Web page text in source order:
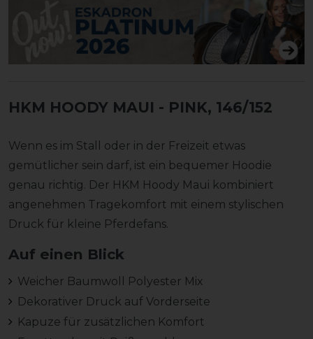
HKM HOODY MAUI - PINK, 146/152
Wenn es im Stall oder in der Freizeit etwas
gemütlicher sein darf, ist ein bequemer Hoodie
genau richtig. Der HKM Hoody Maui kombiniert
angenehmen Tragekomfort mit einem stylischen
Druck für kleine Pferdefans.
Auf einen Blick
Weicher Baumwoll Polyester Mix
Dekorativer Druck auf Vorderseite
Kapuze für zusätzlichen Komfort